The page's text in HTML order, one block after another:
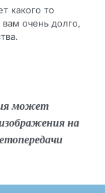
какого то
очень долго,
может
на